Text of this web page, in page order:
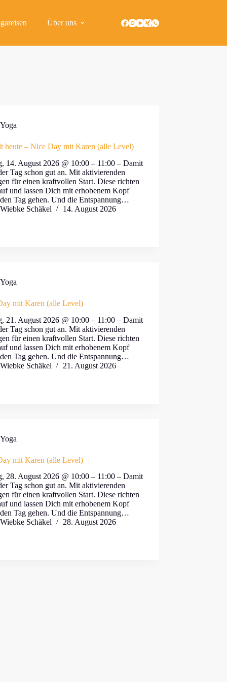
Über uns
Yoga
heute – Nice Day mit Karen (alle Level)
14. August 2026 @ 10:00 – 11:00 – Damit
Tag schon gut an. Mit aktivierenden
für einen kraftvollen Start. Diese richten
und lassen Dich mit erhobenem Kopf
Tag gehen. Und die Entspannung…
Wiebke Schäkel
14. August 2026
Yoga
mit Karen (alle Level)
21. August 2026 @ 10:00 – 11:00 – Damit
Tag schon gut an. Mit aktivierenden
für einen kraftvollen Start. Diese richten
und lassen Dich mit erhobenem Kopf
Tag gehen. Und die Entspannung…
Wiebke Schäkel
21. August 2026
Yoga
mit Karen (alle Level)
28. August 2026 @ 10:00 – 11:00 – Damit
Tag schon gut an. Mit aktivierenden
für einen kraftvollen Start. Diese richten
und lassen Dich mit erhobenem Kopf
Tag gehen. Und die Entspannung…
Wiebke Schäkel
28. August 2026